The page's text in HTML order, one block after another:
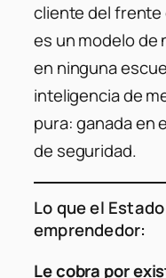
cliente del frente
es un modelo de
en ninguna
inteligencia de
pura: ganada en
de seguridad.
Lo que el
emprendedor:
Le cobra por